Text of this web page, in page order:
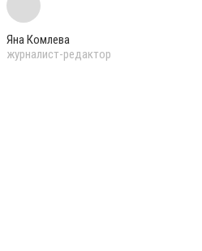
Яна Комлева
журналист-редактор